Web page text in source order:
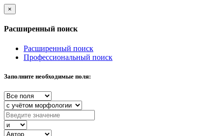
×
Расширенный поиск
Расширенный поиск
Профессиональный поиск
Заполните необходимые поля: